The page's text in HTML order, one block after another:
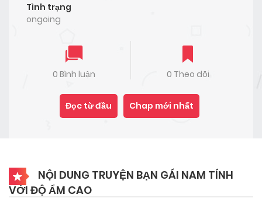
Tình trạng
ongoing
0 Bình luận 0 Theo dõi
Đọc từ đầu Chap mới nhất
NỘI DUNG TRUYỆN BẠN GÁI NAM TÍNH
VỚI ĐỘ ẨM CAO